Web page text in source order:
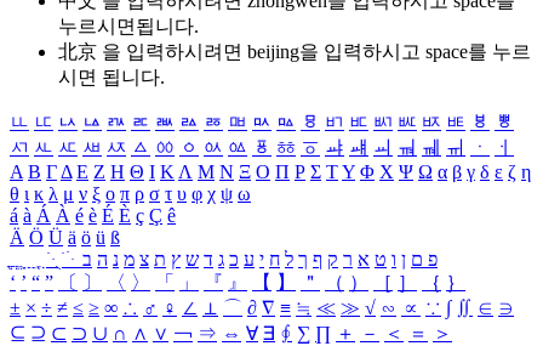
누르시면됩니다.
北京 을 입력하시려면 beijing을 입력하시고 space를 누르
시면 됩니다.
ㅥ ㅦ ㅧ ㅨ ㅩ ㅪ ㅫ ㅬ ㅭ ㅮ ㅯ ㅰ ㅱ ㅲ ㅳ ㅴ ㅵ ㅶ ㅷ ㅸ
ㅹ
ㅺ ㅻ ㅼ ㅽ ㅾ ㅿ ㆀ ㆁ ㆂ ㆃ ㆄ ㆅ ㆆ ㆇ ㆈ ㆉ ㆊ ㆋ ㆌ ㆍ
ㆎ
Α Β ΓΔ Ε Ζ Η Θ Ι ΚΛ Μ Ν Ξ Ο Π Ρ Σ ΤΥ Φ Χ Ψ Ω α β γ δ ε ζ η
θ ι κ λ μ ν ξ ο π ρ σ τ υ φ χ ψ ω
á à Á À é è É È ç Ç ê
Ä Ö Ü ä ö ü ß
ִֶֹ ֻּ ׁׂ פ ם ן ו ט א ר ק ף ך ל ח י ע כ ג ד ש ץ ת צ מ נ ה ב
‘ ’ “ ” 〔 〕 〈 〉 「 」 『 』 【 】 ＂ （ ） ［ ］ ｛ ｝
± × ÷ ≠ ≤ ≥ ∞ ∴ ♂ ♀ ∠ ⊥ ⌒ ∂ ∇ ≡ ≒ ≪ ≫ √ ∽ ∝ ∵ ∫ ∬ ∈ ∋
⊆ ⊇ ⊂ ⊃ ∪ ∩ ∧ ∨ ￢ ⇒ ⇔ ∀ ∃ ∮ ∑ ∏ ＋ － ＜ ＝
＞